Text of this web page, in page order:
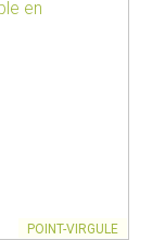
POINT-VIRGULE